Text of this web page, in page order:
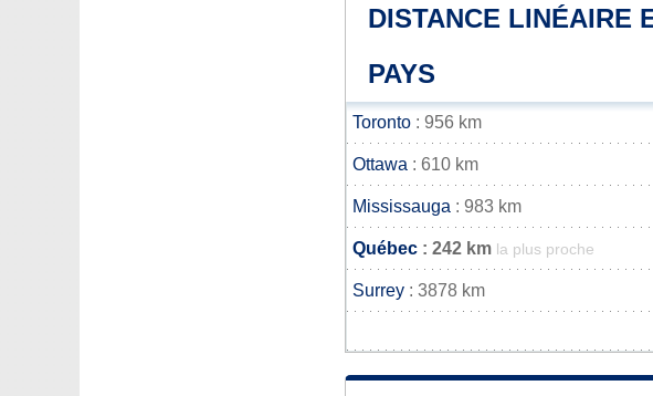
DISTANCE LINÉAIRE
PAYS
Toronto : 956 km
Ottawa : 610 km
Mississauga : 983 km
Québec : 242 km la plus proche
Surrey : 3878 km